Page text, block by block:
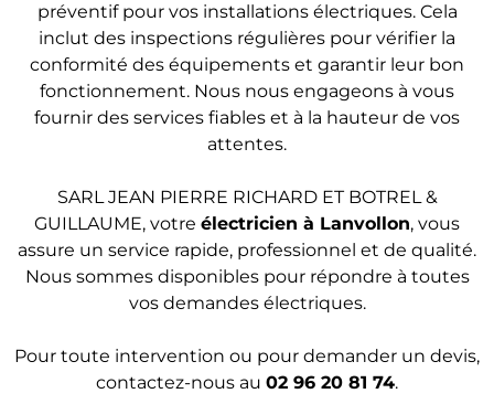
préventif pour vos installations électriques. Cela
inclut des inspections régulières pour vérifier la
conformité des équipements et garantir leur bon
fonctionnement. Nous nous engageons à vous
fournir des services fiables et à la hauteur de vos
attentes.
SARL JEAN PIERRE RICHARD ET BOTREL &
GUILLAUME, votre électricien à Lanvollon, vous
assure un service rapide, professionnel et de qualité.
Nous sommes disponibles pour répondre à toutes
vos demandes électriques.
Pour toute intervention ou pour demander un devis,
contactez-nous au 02 96 20 81 74.